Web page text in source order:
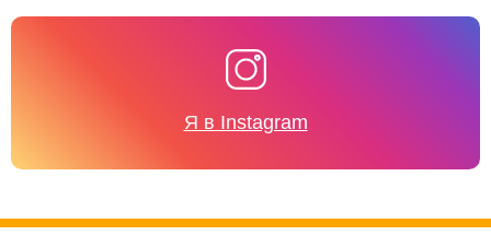
Я в Instagram